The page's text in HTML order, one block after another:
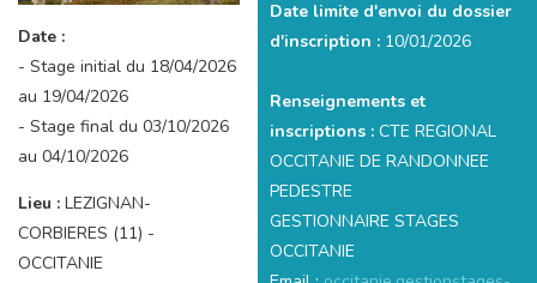
Date :
- Stage initial du 18/04/2026
au 19/04/2026
- Stage final du 03/10/2026
au 04/10/2026
Lieu : LEZIGNAN-
CORBIERES (11) -
OCCITANIE
Date limite d'envoi du dossier
d'inscription : 10/01/2026
Renseignements et
inscriptions : CTE REGIONAL
OCCITANIE DE RANDONNEE
PEDESTRE
GESTIONNAIRE STAGES
OCCITANIE